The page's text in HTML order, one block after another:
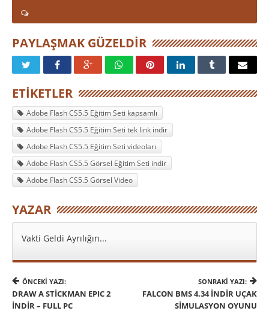
PAYLAŞMAK GÜZELDIR
ETIKETLER
Adobe Flash CS5.5 Eğitim Seti kapsamlı
Adobe Flash CS5.5 Eğitim Seti tek link indir
Adobe Flash CS5.5 Eğitim Seti videoları
Adobe Flash CS5.5 Görsel Eğitim Seti indir
Adobe Flash CS5.5 Görsel Video
YAZAR
Vakti Geldi Ayrılığın...
ÖNCEKI YAZI:
DRAW A STICKMAN EPIC 2
İNDIR – FULL PC
SONRAKI YAZI:
FALCON BMS 4.34 İNDIR UÇAK
SIMULASYON OYUNU